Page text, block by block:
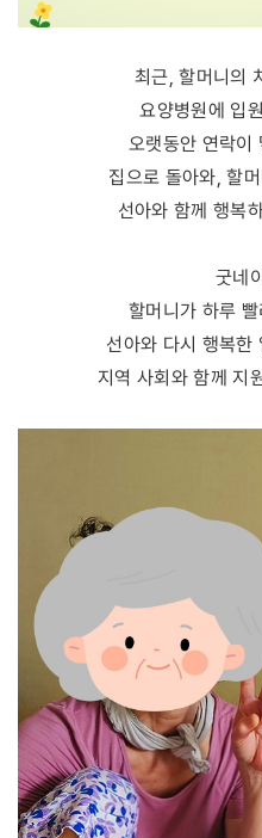
최근, 할머니의
요양병원에 입
오랫동안 연락이
집으로 돌아와, 할
선아와 함께 행복
굿네
할머니가 하루
선아와 다시 행복한
지역 사회와 함께 지